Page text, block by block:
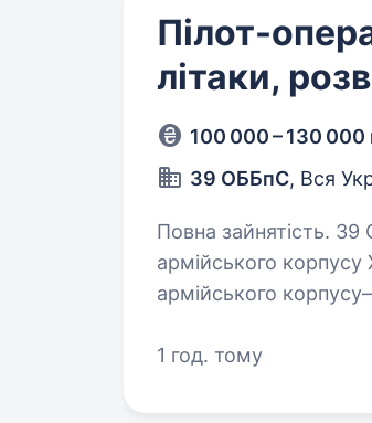
Пілот-
літаки,
100 000 – 130 000
39 ОББпС, Вся
Повна зайнятість. 39 ОКРЕМИЙ БАТАЛЬЙОН БЕЗПІЛОТНИХ СИСТЕМ 19
армійського корпусу Хто ми: 39 окремий батальйон безпілотних систем 19
армійського
1 год. тому